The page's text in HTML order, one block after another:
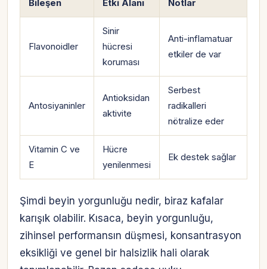
Bileşen Etki Alanı Notlar
Flavonoidler
Sinir
hücresi
koruması
Anti-inflamatuar
etkiler de var
Antosiyaninler
Antioksidan
aktivite
Serbest
radikalleri
nötralize eder
Vitamin C ve
E
Hücre
yenilenmesi
Ek destek sağlar
Şimdi beyin yorgunluğu nedir, biraz kafalar
karışık olabilir. Kısaca, beyin yorgunluğu,
zihinsel performansın düşmesi, konsantrasyon
eksikliği ve genel bir halsizlik hali olarak